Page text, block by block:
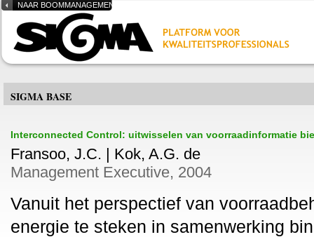
NAAR BOOMMANAGEMENT.NL
SIGMA BASE
Interconnected Control: uitwisselen van voorraadinformatie
Fransoo, J.C. | Kok, A.G. de
Management Executive, 2004
Vanuit het perspectief van
energie te steken in samenwerking